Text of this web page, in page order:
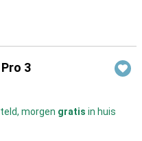
3
morgen gratis in huis